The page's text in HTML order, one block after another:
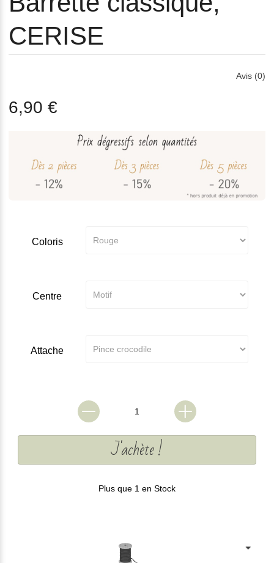
CERISE
Avis (0)
6,90 €
Coloris
Centre
Attache
J'achète !
Plus que 1 en Stock